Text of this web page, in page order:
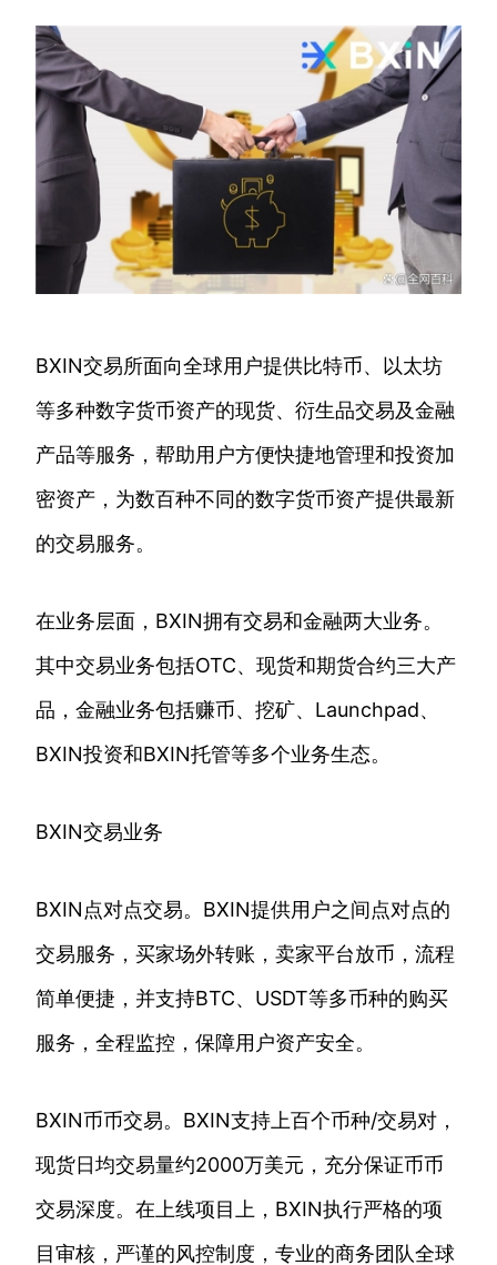
BXIN交易所面向全球用户提供比特币、以太坊
等多种数字货币资产的现货、衍生品交易及金融
产品等服务，帮助用户方便快捷地管理和投资加
密资产，为数百种不同的数字货币资产提供最新
的交易服务。
在业务层面，BXIN拥有交易和金融两大业务。
其中交易业务包括OTC、现货和期货合约三大产
品，金融业务包括赚币、挖矿、Launchpad、
BXIN投资和BXIN托管等多个业务生态。
BXIN交易业务
BXIN点对点交易。BXIN提供用户之间点对点的
交易服务，买家场外转账，卖家平台放币，流程
简单便捷，并支持BTC、USDT等多币种的购买
服务，全程监控，保障用户资产安全。
BXIN币币交易。BXIN支持上百个币种/交易对，
现货日均交易量约2000万美元，充分保证币币
交易深度。在上线项目上，BXIN执行严格的项
目审核，严谨的风控制度，专业的商务团队全球